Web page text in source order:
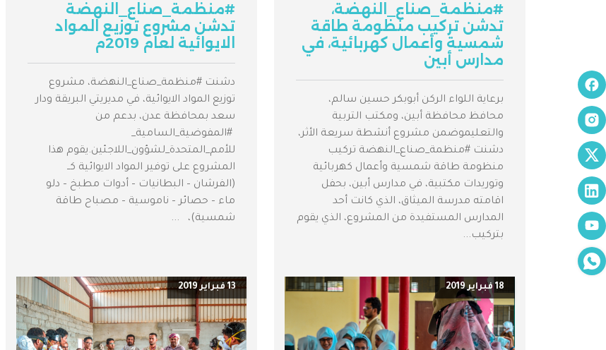
#منظمة_صناع_النهضة،
تدشن تركيب منظومة طاقة
شمسية وأعمال كهربائية، في
مدارس أبين
برعاية اللواء الركن أبوبكر حسين سالم،
محافظ محافظة أبين، ومكتب التربية
والتعليموضمن مشروع أنشطة سريعة الأثر،
دشنت #منظمة_صناع_النهضة تركيب
منظومة طاقة شمسية وأعمال كهربائية
وتوريدات مكتبية، في مدارس أبين، بحفل
اقامته مدرسة الميثاق، الذي كانت أحد
المدارس المستفيدة من المشروع، الذي يقوم
بتركيب...
#منظمة_صناع_النهضة
تدشن مشروع توزيع المواد
الايوائية لعام 2019م
دشنت #منظمة_صناع_النهضة، مشروع
توزيع المواد الايوائية، في مديريتي البريقة ودار
سعد بمحافظة عدن، بدعم من
#المفوضية_السامية_
للأمم_المتحدة_لشؤون_اللاجئين.يقوم هذا
المشروع على توفير المواد الايوائية كــ
(الفرشان – البطانيات – أدوات مطبخ – دلو
ماء – حصائر – ناموسية – مصباح طاقة
شمسية)، ...
18 فبراير 2019 13 فبراير 2019